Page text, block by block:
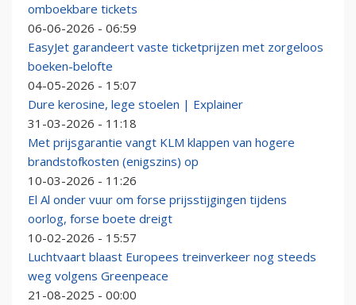
omboekbare tickets
06-06-2026 - 06:59
EasyJet garandeert vaste ticketprijzen met zorgeloos
boeken-belofte
04-05-2026 - 15:07
Dure kerosine, lege stoelen | Explainer
31-03-2026 - 11:18
Met prijsgarantie vangt KLM klappen van hogere
brandstofkosten (enigszins) op
10-03-2026 - 11:26
El Al onder vuur om forse prijsstijgingen tijdens
oorlog, forse boete dreigt
10-02-2026 - 15:57
Luchtvaart blaast Europees treinverkeer nog steeds
weg volgens Greenpeace
21-08-2025 - 00:00